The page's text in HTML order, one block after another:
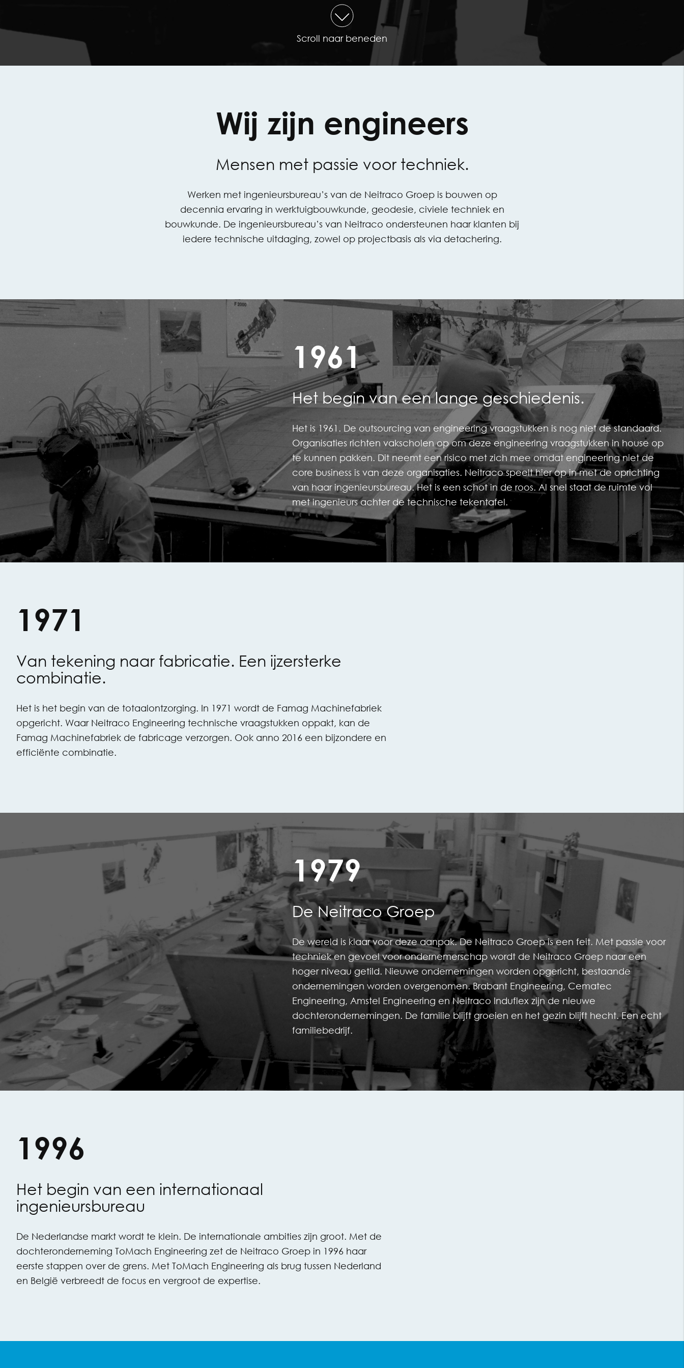
Scroll naar beneden
Wij zijn engineers
Mensen met passie voor techniek.
Werken met ingenieursbureau’s van de Neitraco Groep is bouwen op
decennia ervaring in werktuigbouwkunde, geodesie, civiele techniek en
bouwkunde. De ingenieursbureau’s van Neitraco ondersteunen haar klanten bij
iedere technische uitdaging, zowel op projectbasis als via detachering.
1961
Het begin van een lange geschiedenis.
Het is 1961. De outsourcing van engineering vraagstukken is nog niet de standaard.
Organisaties richten vakscholen op om deze engineering vraagstukken in house op
te kunnen pakken. Dit neemt een risico met zich mee omdat engineering niet de
core business is van deze organisaties. Neitraco speelt hier op in met de oprichting
van haar ingenieursbureau. Het is een schot in de roos. Al snel staat de ruimte vol
met ingenieurs achter de technische tekentafel.
1971
Van tekening naar fabricatie. Een ijzersterke
combinatie.
Het is het begin van de totaalontzorging. In 1971 wordt de Famag Machinefabriek
opgericht. Waar Neitraco Engineering technische vraagstukken oppakt, kan de
Famag Machinefabriek de fabricage verzorgen. Ook anno 2016 een bijzondere en
efficiënte combinatie.
1979
De Neitraco Groep
De wereld is klaar voor deze aanpak. De Neitraco Groep is een feit. Met passie voor
techniek en gevoel voor ondernemerschap wordt de Neitraco Groep naar een
hoger niveau getild. Nieuwe ondernemingen worden opgericht, bestaande
ondernemingen worden overgenomen. Brabant Engineering, Cematec
Engineering, Amstel Engineering en Neitraco Induflex zijn de nieuwe
dochterondernemingen. De familie blijft groeien en het gezin blijft hecht. Een echt
familiebedrijf.
1996
Het begin van een internationaal
ingenieursbureau
De Nederlandse markt wordt te klein. De internationale ambities zijn groot. Met de
dochteronderneming ToMach Engineering zet de Neitraco Groep in 1996 haar
eerste stappen over de grens. Met ToMach Engineering als brug tussen Nederland
en België verbreedt de focus en vergroot de expertise.